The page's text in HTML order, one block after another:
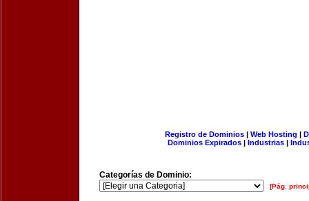
Registro de Dominios| Web Hosting |
Dominios Expirados | Industrias |
Categorías de Dominio:
[Pág.